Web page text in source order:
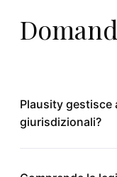
Plausity
giurisdizionali?